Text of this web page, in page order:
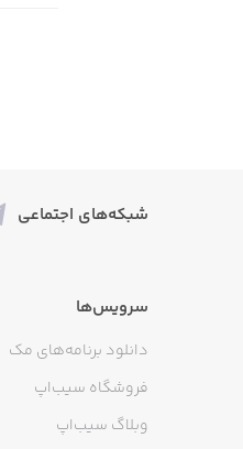
شبکه‌های اجتماعی
سرویس‌ها
دانلود برنامه‌های مک
فروشگاه سیب‌اپ
وبلاگ سیب‌اپ